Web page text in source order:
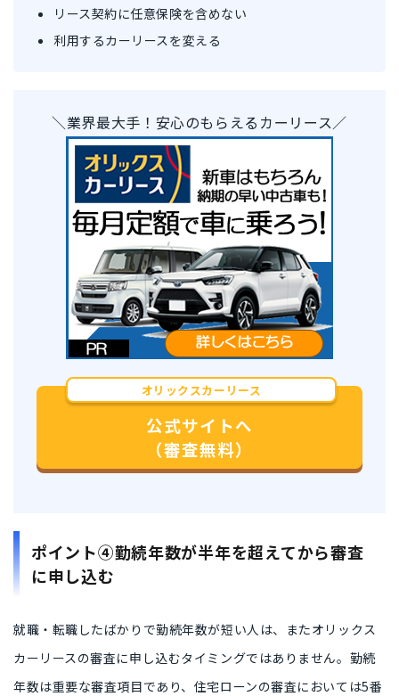
リース契約に任意保険を含めない
利用するカーリースを変える
＼業界最大手！安心のもらえるカーリース／
オリックスカーリース
公式サイトへ
（審査無料）
ポイント④勤続年数が半年を超えてから審査
に申し込む
就職・転職したばかりで勤続年数が短い人は、またオリックス
カーリースの審査に申し込むタイミングではありません。勤続
年数は重要な審査項目であり、住宅ローンの審査においては5番